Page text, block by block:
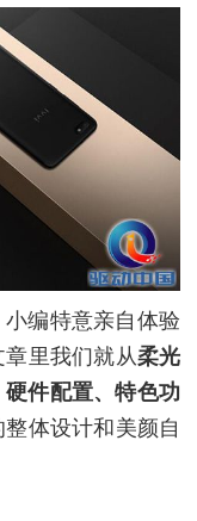
编特意亲自体验
里我们就从柔光
件配置、特色功
体设计和美颜自